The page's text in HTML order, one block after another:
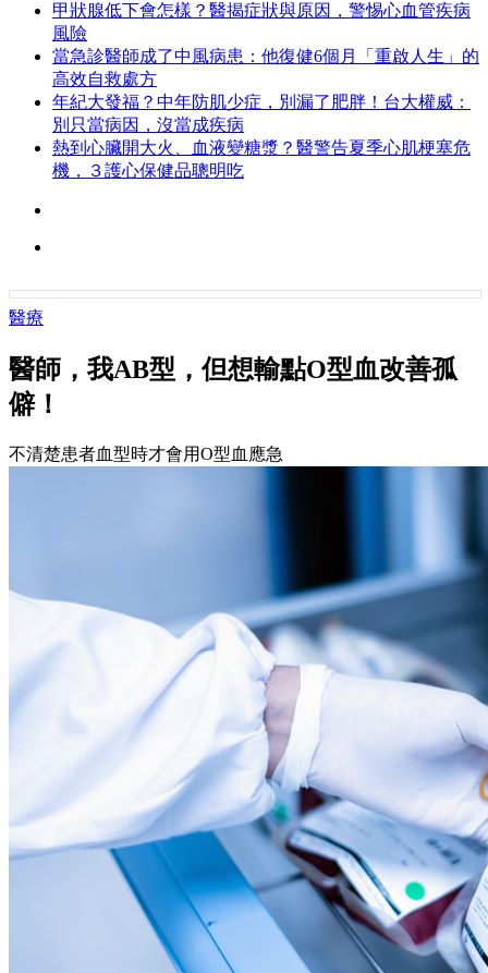
甲狀腺低下會怎樣？醫揭症狀與原因，警惕心血管疾病
風險
當急診醫師成了中風病患：他復健6個月「重啟人生」的
高效自救處方
年紀大發福？中年防肌少症，別漏了肥胖！台大權威：
別只當病因，沒當成疾病
熱到心臟開大火、血液變糖漿？醫警告夏季心肌梗塞危
機，３護心保健品聰明吃
醫療
醫師，我AB型，但想輸點O型血改善孤
僻！
不清楚患者血型時才會用O型血應急